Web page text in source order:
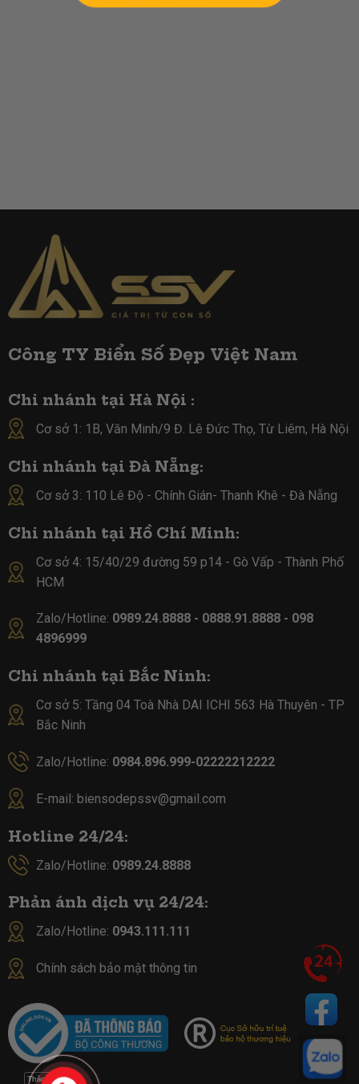
Công TY Biển Số Đẹp Việt Nam
Chi nhánh tại Hà Nội :
Cơ sở 1: 1B, Văn Minh/9 Đ. Lê Đức Thọ, Từ Liêm, Hà Nội
Chi nhánh tại Đà Nẵng:
Cơ sở 3: 110 Lê Độ - Chính Gián- Thanh Khê - Đà Nẵng
Chi nhánh tại Hồ Chí Minh:
Cơ sở 4: 15/40/29 đường 59 p14 - Gò Vấp - Thành Phố
HCM
Zalo/Hotline: 0989.24.8888 - 0888.91.8888 - 098
4896999
Chi nhánh tại Bắc Ninh:
Cơ sở 5: Tầng 04 Toà Nhà DAI ICHI 563 Hà Thuyên - TP
Bắc Ninh
Zalo/Hotline: 0984.896.999-02222212222
E-mail: biensodepssv@gmail.com
Hotline 24/24:
Zalo/Hotline: 0989.24.8888
Phản ánh dịch vụ 24/24:
Zalo/Hotline: 0943.111.111
Chính sách bảo mật thông tin